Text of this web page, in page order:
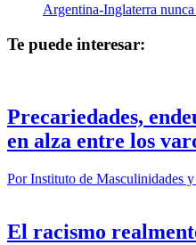
Argentina-Inglaterra
Te puede interesar:
Precariedades,
en alza entre los
PorInstituto de Masculinidades
El racismo